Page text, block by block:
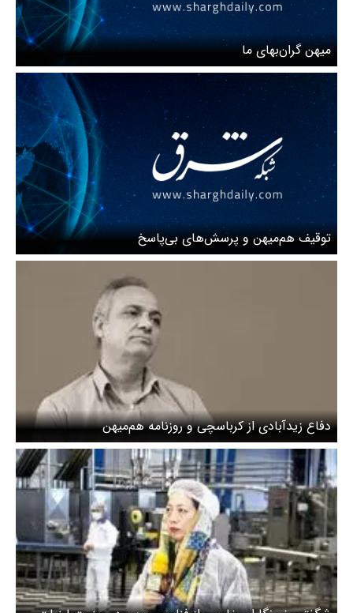
میهن گران‌بهای ما
توقیف هم‌میهن و پرسش‌های بی‌پاسخ
دفاع زیدآبادی از کرباسچی و روزنامه هم‌میهن